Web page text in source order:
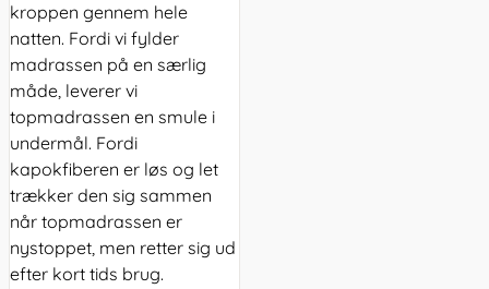
kroppen gennem hele
natten. Fordi vi fylder
madrassen på en særlig
måde, leverer vi
topmadrassen en smule i
undermål. Fordi
kapokfiberen er løs og let
trækker den sig sammen
når topmadrassen er
nystoppet, men retter sig ud
efter kort tids brug.